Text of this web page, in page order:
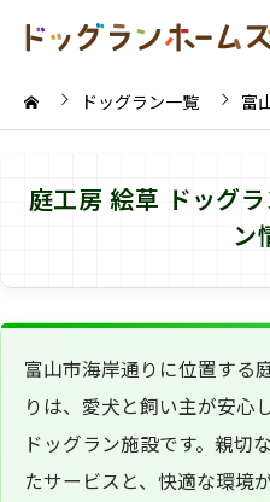
ドッグラン一覧 富
庭工房 絵草 ドッグ
ン
富山市海岸通りに位置する
りは、愛犬と飼い主が安心
ドッグラン施設です。親切
たサービスと、快適な環境